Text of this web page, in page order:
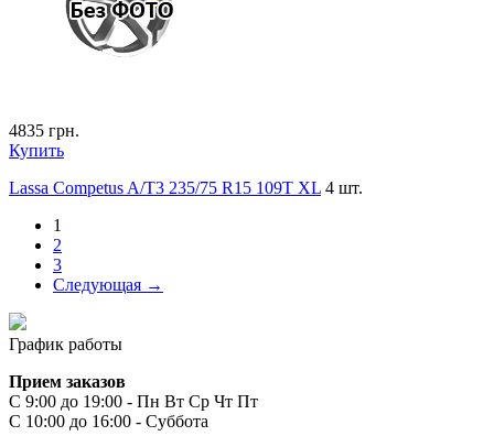
4835 грн.
Купить
Lassa Competus A/T3 235/75 R15 109T XL 4 шт.
1
2
3
Следующая →
График работы
Прием заказов
С 9:00 до 19:00 - Пн Вт Ср Чт Пт
С 10:00 до 16:00 - Суббота